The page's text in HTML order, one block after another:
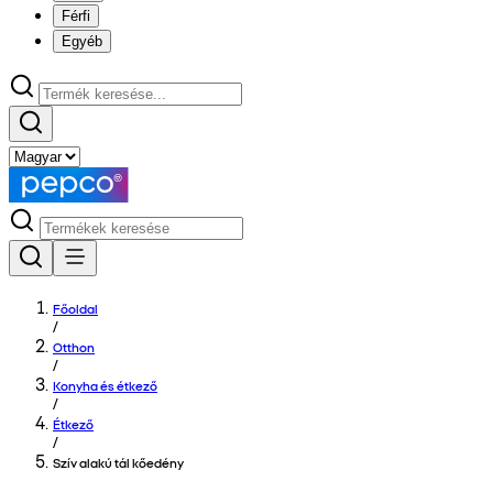
Férfi
Egyéb
Főoldal
/
Otthon
/
Konyha és étkező
/
Étkező
/
Szív alakú tál kőedény